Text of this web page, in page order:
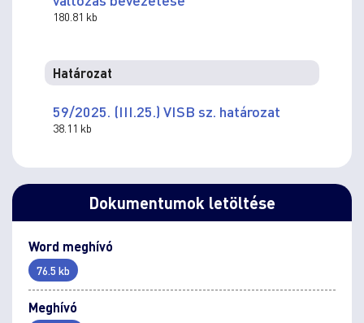
180.81 kb
Határozat
59/2025. (III.25.) VISB sz. határozat
38.11 kb
Dokumentumok letöltése
Word meghívó
76.5 kb
Meghívó